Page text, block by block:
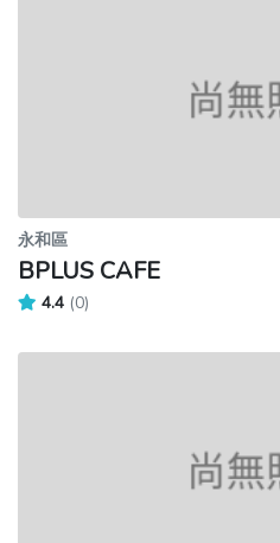
永和區
BPLUS CAFE
4.4 (0)